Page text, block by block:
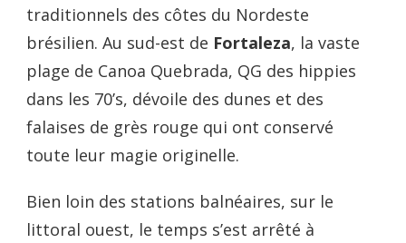
traditionnels des côtes du Nordeste
brésilien. Au sud-est de Fortaleza, la vaste
plage de Canoa Quebrada, QG des hippies
dans les 70’s, dévoile des dunes et des
falaises de grès rouge qui ont conservé
toute leur magie originelle.
Bien loin des stations balnéaires, sur le
littoral ouest, le temps s’est arrêté à